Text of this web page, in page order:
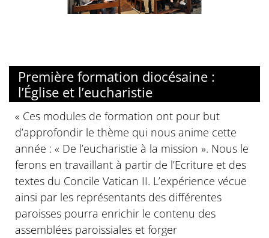
Première formation diocésaine :
l’Église et l’eucharistie
« Ces modules de formation ont pour but
d’approfondir le thème qui nous anime cette
année : « De l’eucharistie à la mission ». Nous le
ferons en travaillant à partir de l’Ecriture et des
textes du Concile Vatican II. L’expérience vécue
ainsi par les représentants des différentes
paroisses pourra enrichir le contenu des
assemblées paroissiales et forger